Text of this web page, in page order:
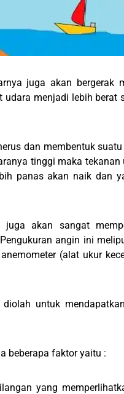
juga akan bergerak
menjadi lebih berat
dan membentuk
tinggi maka tekanan
panas akan naik dan
akan sangat
angin ini
(alat ukur
untuk
beberapa faktor yaitu :
yang